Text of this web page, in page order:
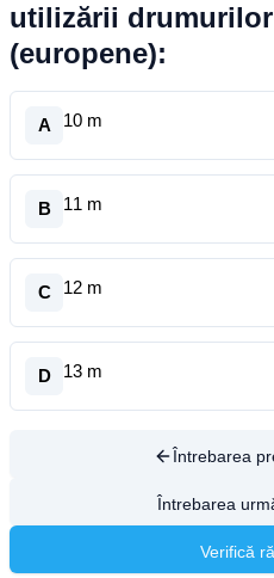
utilizării
(europene):
A 10 m
B 11 m
C 12 m
D 13 m
Întrebarea
Întrebarea
Verifică